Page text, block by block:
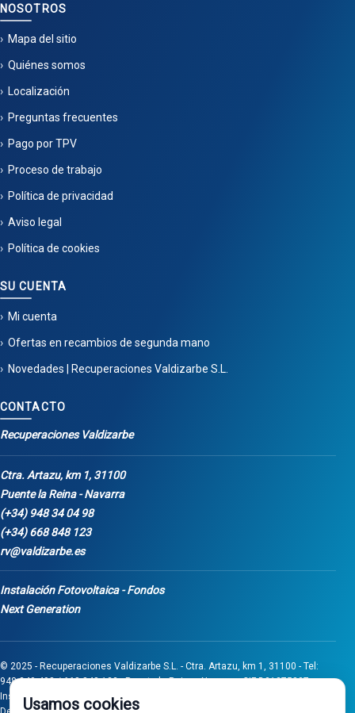
NOSOTROS
Mapa del sitio
Quiénes somos
Localización
Preguntas frecuentes
Pago por TPV
Proceso de trabajo
Política de privacidad
Aviso legal
Política de cookies
SU CUENTA
Mi cuenta
Ofertas en recambios de segunda mano
Novedades | Recuperaciones Valdizarbe S.L.
CONTACTO
Recuperaciones Valdizarbe
Ctra. Artazu, km 1, 31100
Puente la Reina - Navarra
(+34) 948 34 04 98
(+34) 668 848 123
rv@valdizarbe.es
Instalación Fotovoltaica - Fondos
Next Generation
© 2025 - Recuperaciones Valdizarbe S.L. - Ctra. Artazu, km 1, 31100 - Tel:
948 340 498 / 668 848 123 - Puente la Reina - Navarra - CIF B31275837.
Inscrita en el Registro Mercantil de Navarra, Tomo 32, Folio 75, Hoja 525.
Usamos cookies